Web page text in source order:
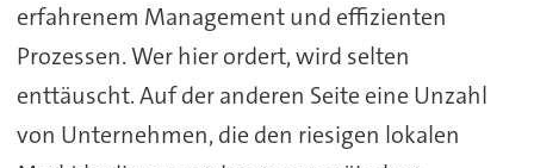
erfahrenem Management und effizienten
Prozessen. Wer hier ordert, wird selten
enttäuscht. Auf der anderen Seite eine Unzahl
von Unternehmen, die den riesigen lokalen